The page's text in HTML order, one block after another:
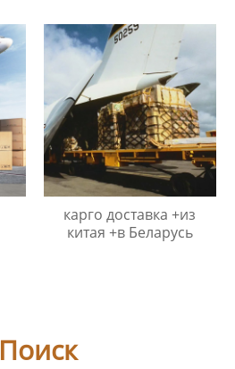
карго доставка +из
китая +в Беларусь
Поиск